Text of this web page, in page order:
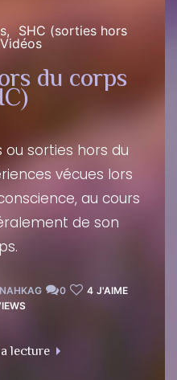
SHC (sorties hors
Vidéos
du corps
ou sorties hors du
vécues lors
au cours
de son
0 4 J'AIME
lecture"Les sorties hors du